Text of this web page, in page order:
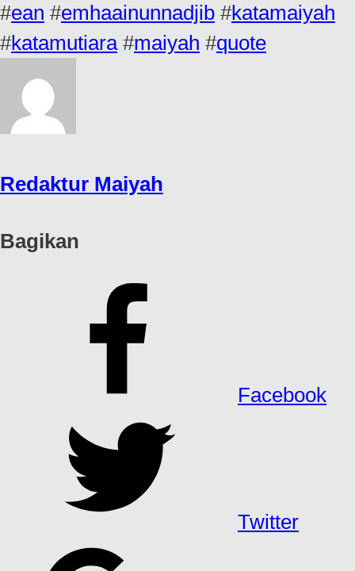
#ean #emhaainunnadjib #katamaiyah
#katamutiara #maiyah #quote
Redaktur Maiyah
Bagikan
Facebook
Twitter